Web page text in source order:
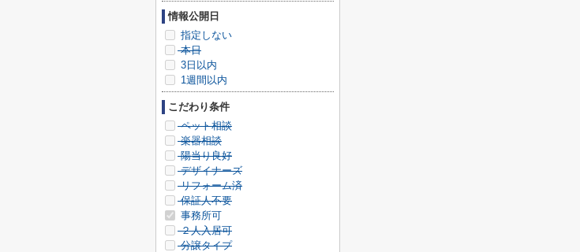
情報公開日
指定しない
本日
3日以内
1週間以内
こだわり条件
ペット相談
楽器相談
陽当り良好
デザイナーズ
リフォーム済
保証人不要
事務所可
２人入居可
分譲タイプ